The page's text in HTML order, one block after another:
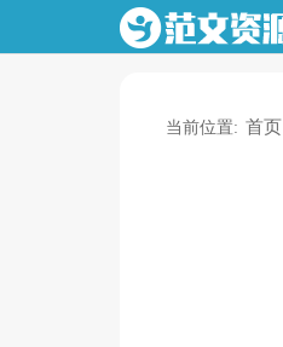
当前位置: 首页